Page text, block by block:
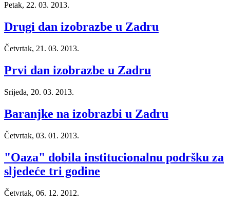
Petak, 22. 03. 2013.
Drugi dan izobrazbe u Zadru
Četvrtak, 21. 03. 2013.
Prvi dan izobrazbe u Zadru
Srijeda, 20. 03. 2013.
Baranjke na izobrazbi u Zadru
Četvrtak, 03. 01. 2013.
"Oaza" dobila institucionalnu podršku za
sljedeće tri godine
Četvrtak, 06. 12. 2012.